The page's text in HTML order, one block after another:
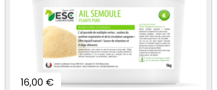
Prix
16,00 €